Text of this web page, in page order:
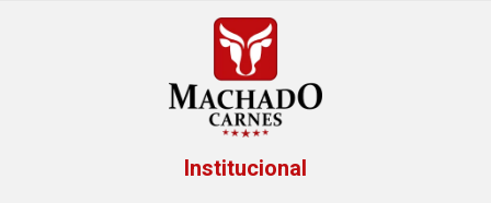
Institucional